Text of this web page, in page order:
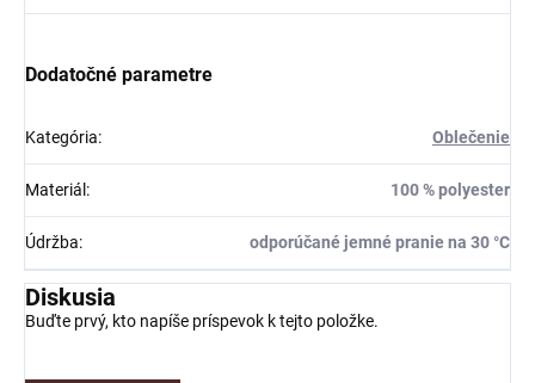
Dodatočné parametre
Kategória: Oblečenie
Materiál : 100 % polyester
Údržba: odporúčané jemné pranie na 30 °C
Diskusia
Buďte prvý, kto napíše príspevok k tejto položke.